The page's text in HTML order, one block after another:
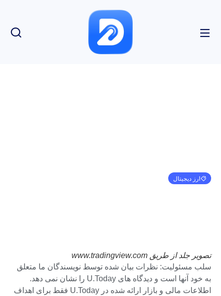
ارز دیجیتال
تصویر جلد از طریق www.tradingview.com
سلب مسئولیت: نظرات بیان شده توسط نویسندگان ما متعلق
به خود آنها است و دیدگاه های U.Today را نشان نمی دهد.
اطلاعات مالی و بازار ارائه شده در U.Today فقط برای اهداف